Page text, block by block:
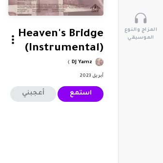
المزاج والنوع
الموسيقي
Heaven's Bridge
(Instrumental)
DJ Yamz
أبريل 2023
استمع أعجبني